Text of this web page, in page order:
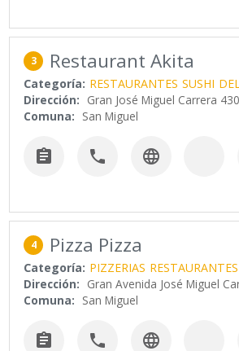
3 Restaurant Akita
Categoría: RESTAURANTES SUSHI
Dirección: Gran José Miguel Carrera
Comuna: San Miguel
  
4 Pizza Pizza
Categoría: PIZZERIAS RESTAURANTES
Dirección: Gran Avenida José Miguel
Comuna: San Miguel
  